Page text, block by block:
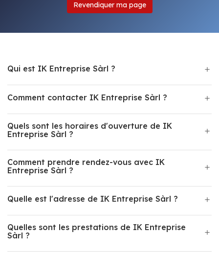
Revendiquer ma page
Qui est IK Entreprise Sàrl ?
Comment contacter IK Entreprise Sàrl ?
Quels sont les horaires d'ouverture de IK
Entreprise Sàrl ?
Comment prendre rendez-vous avec IK
Entreprise Sàrl ?
Quelle est l'adresse de IK Entreprise Sàrl ?
Quelles sont les prestations de IK Entreprise
Sàrl ?